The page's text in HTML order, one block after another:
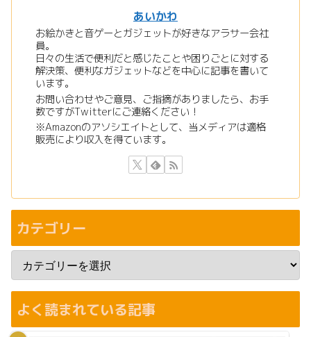
あいかわ
お絵かきと音ゲーとガジェットが好きなアラサー会社
員。
日々の生活で便利だと感じたことや困りごとに対する
解決策、便利なガジェットなどを中心に記事を書いて
います。
お問い合わせやご意見、ご指摘がありましたら、お手
数ですがTwitterにご連絡ください！
※Amazonのアソシエイトとして、当メディアは適格
販売により収入を得ています。
カテゴリー
よく読まれている記事